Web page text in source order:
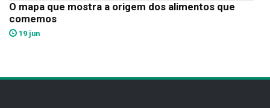
O mapa que mostra a origem dos alimentos que
comemos
19 jun